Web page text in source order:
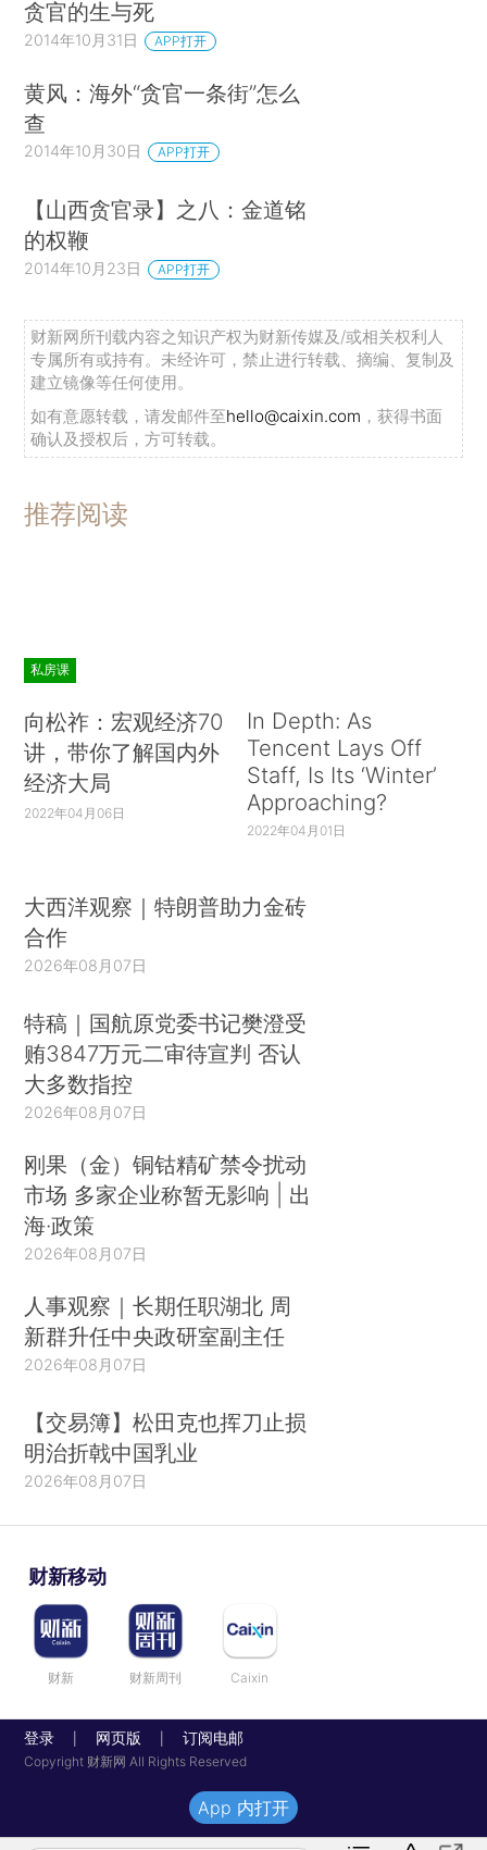
贪官的生与死
2014年10月31日 APP打开
黄风：海外“贪官一条街”怎么
查
2014年10月30日 APP打开
【山西贪官录】之八：金道铭
的权鞭
2014年10月23日 APP打开
财新网所刊载内容之知识产权为财新传媒及/或相关权利人
专属所有或持有。未经许可，禁止进行转载、摘编、复制及
建立镜像等任何使用。
如有意愿转载，请发邮件至hello@caixin.com ，获得书面
确认及授权后，方可转载。
推荐阅读
私房课
向松祚：宏观经济70
讲，带你了解国内外
经济大局
2022年04月06日
In Depth: As
Tencent Lays Off
Staff, Is Its ‘Winter’
Approaching?
2022年04月01日
大西洋观察｜特朗普助力金砖
合作
2026年08月07日
特稿｜国航原党委书记樊澄受
贿3847万元二审待宣判 否认
大多数指控
2026年08月07日
刚果（金）铜钴精矿禁令扰动
市场 多家企业称暂无影响 | 出
海·政策
2026年08月07日
人事观察｜长期任职湖北 周
新群升任中央政研室副主任
2026年08月07日
【交易簿】松田克也挥刀止损
明治折戟中国乳业
2026年08月07日
财新移动
财新 财新周刊 Caixin
登录 网页版 订阅电邮
Copyright 财新网 All Rights Reserved
App 内打开